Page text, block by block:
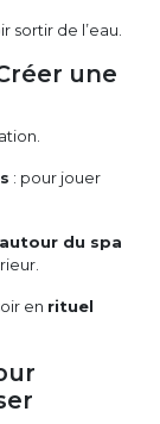
de l’eau.
une
: pour jouer
du spa
en rituel